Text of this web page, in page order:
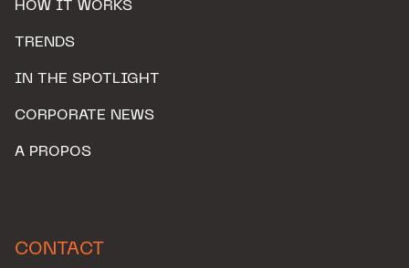
HOW IT WORKS
TRENDS
IN THE SPOTLIGHT
CORPORATE NEWS
A PROPOS
CONTACT